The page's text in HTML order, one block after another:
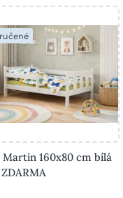
Martin 160x80 cm bílá